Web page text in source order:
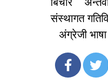
संस्थागत
अंग्रेजी भाषा